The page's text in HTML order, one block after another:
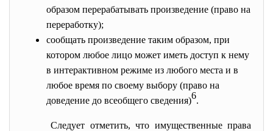
образом перерабатывать произведение (право на
переработку);
сообщать произведение таким образом, при
котором любое лицо может иметь доступ к нему
в интерактивном режиме из любого места и в
любое время по своему выбору (право на
доведение до всеобщего сведения)6.
Следует отметить, что имущественные права